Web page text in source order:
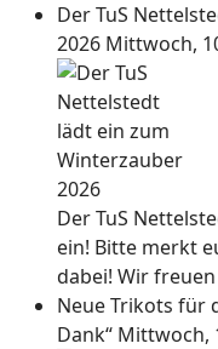
Der TuS
2026 Mittwoch,
Der TuS
ein! Bitte merkt
dabei! Wir
Neue Trikots für
Dank“ Mittwoch,